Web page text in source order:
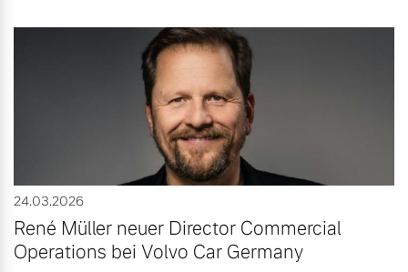
24.03.2026
René Müller neuer Director Commercial
Operations bei Volvo Car Germany